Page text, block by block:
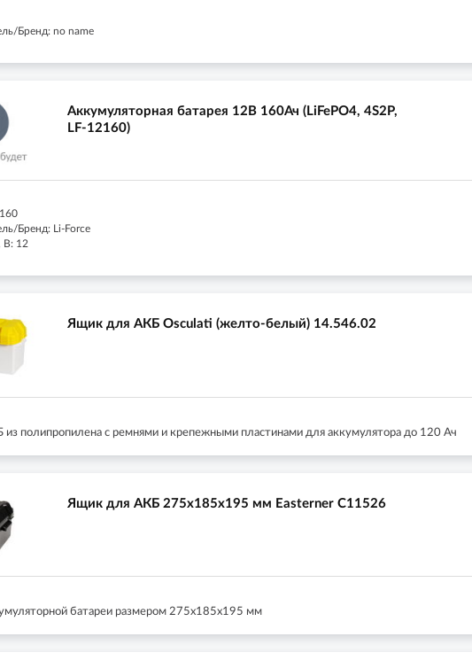
Бренд: no name
Аккумуляторная батарея 12В 160Ач (LiFePO4, 4S2P,
LF-12160)
Бренд: Li-Force
В: 12
Ящик для АКБ Osculati (желто-белый) 14.546.02
полипропилена с ремнями и крепежными пластинами для аккумулятора до 120 Ач
Ящик для АКБ 275х185х195 мм Easterner C11526
батареи размером 275х185х195 мм